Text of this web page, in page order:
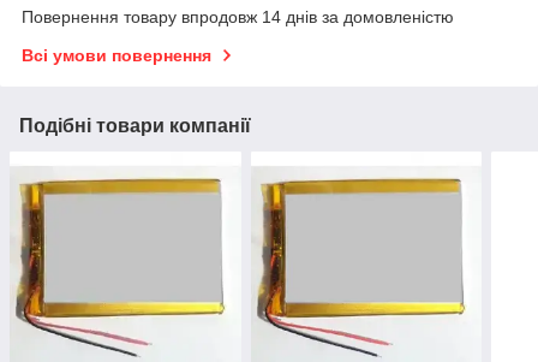
Повернення товару впродовж 14 днів за домовленістю
Всі умови повернення
Подібні товари компанії